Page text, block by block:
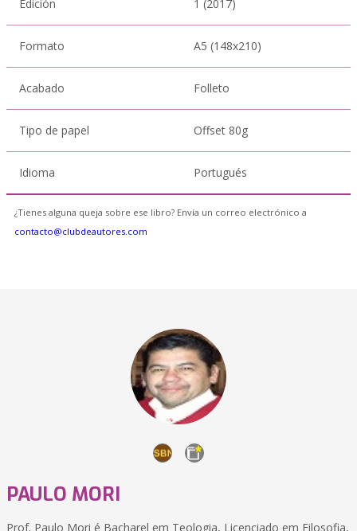
Edición 1 (2017)
Formato A5 (148x210)
Acabado Folleto
Tipo de papel Offset 80g
Idioma Portugués
¿Tienes alguna queja sobre ese libro? Envía un correo electrónico a
contacto@clubdeautores.com
PAULO MORI
Prof. Paulo Mori é Bacharel em Teologia, Licenciado em Filosofia,